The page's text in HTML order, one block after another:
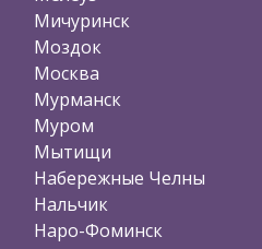
Мичуринск
Моздок
Москва
Мурманск
Муром
Мытищи
Набережные Челны
Нальчик
Наро-Фоминск